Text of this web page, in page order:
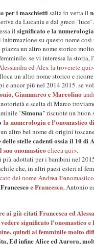
per i maschiettisalta in vetta il
da Lucania e dal greco
il significato e la numerologia
su questo nome
un altro nome storico
se vi interessa la storia, l'
ed Alex la troverete
un altro nome storico e
e ancor più nel 2014 2015. se
Gianmarco e Marcolino
e scelta di Marco
"Simona" riscuote un buon
la numerologia e l'onomastico
altro bel nome di origini
delle stelle cadenti ossia il 10 di
suo onomastico clicca qui>.
adottati per i bambini nel
che, in altri paesi esteri al
del nome Andrea l'o
Francesco e Francesca, Antonio
ai già citati Francesca ed
significato l'onomastico
quindi al femminile molto
, Ed infineAlice ed Aurora,